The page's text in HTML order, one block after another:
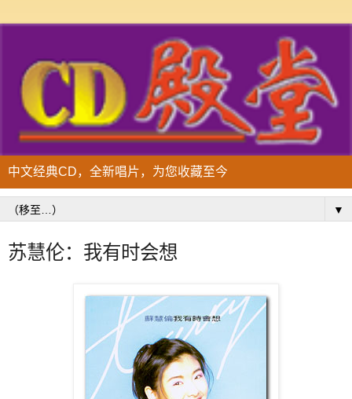
中文经典CD，全新唱片，为您收藏至今
▼
苏慧伦：我有时会想